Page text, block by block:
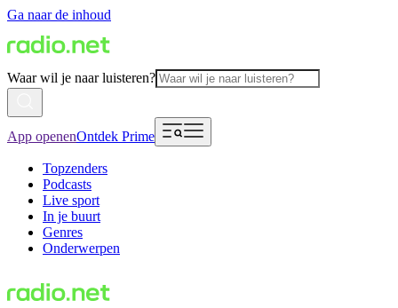
Ga naar de inhoud
Waar wil je naar luisteren?
App openenOntdek Prime
Topzenders
Podcasts
Live sport
In je buurt
Genres
Onderwerpen